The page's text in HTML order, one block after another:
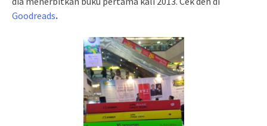
Goodreads.